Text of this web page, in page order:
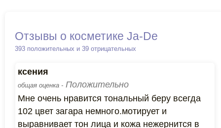
Отзывы о косметике Ja-De
393 положительных и 39 отрицательных
ксения
общая оценка - Положительно
Мне очень нравится тональный беру всегда
102 цвет загара немного.мотирует и
выравнивает тон лица и кожа нежернится в